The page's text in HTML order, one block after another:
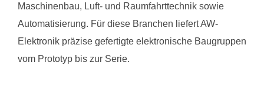
Maschinenbau, Luft- und Raumfahrttechnik sowie
Automatisierung. Für diese Branchen liefert AW-
Elektronik präzise gefertigte elektronische Baugruppen
vom Prototyp bis zur Serie.